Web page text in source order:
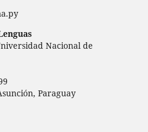
Nacional de
Paraguay